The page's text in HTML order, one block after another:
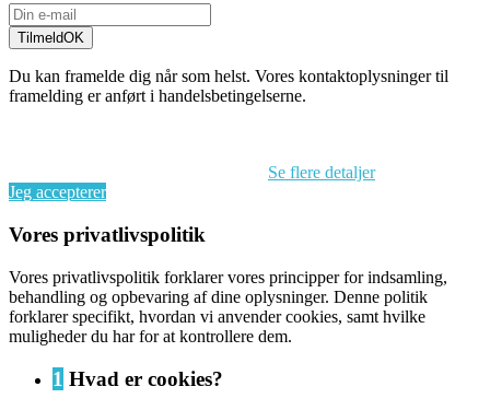
TilmeldOK
Du kan framelde dig når som helst. Vores kontaktoplysninger til
framelding er anført i handelsbetingelserne.
Se flere detaljer
Jeg accepterer
Vores privatlivspolitik
Vores privatlivspolitik forklarer vores principper for indsamling,
behandling og opbevaring af dine oplysninger. Denne politik
forklarer specifikt, hvordan vi anvender cookies, samt hvilke
muligheder du har for at kontrollere dem.
1 Hvad er cookies?